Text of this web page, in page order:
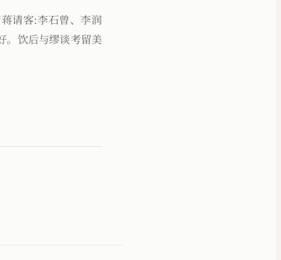
请客:李石曾、李润
。饮后与缪谈考留美